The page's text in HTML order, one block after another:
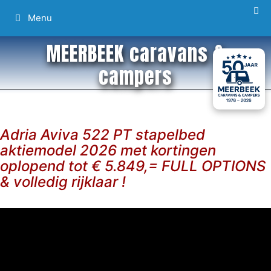
naar
de
inhoud
Menu
MEERBEEK caravans &
campers
Adria Aviva 522 PT stapelbed
aktiemodel 2026 met kortingen
oplopend tot € 5.849,= FULL OPTIONS
& volledig rijklaar !